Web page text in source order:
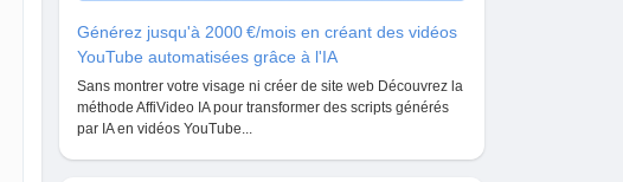
Générez jusqu'à 2000 €/mois en créant des vidéos
YouTube automatisées grâce à l'IA
Sans montrer votre visage ni créer de site web Découvrez la
méthode AffiVideo IA pour transformer des scripts générés
par IA en vidéos YouTube...